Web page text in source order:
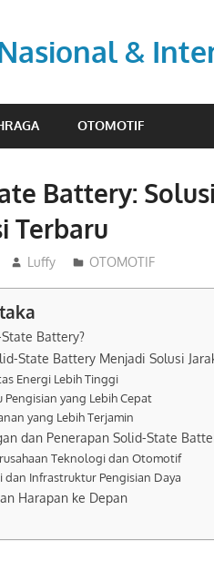
&
OTOMOTIF
Battery:
Terbaru
Luffy OTOMOTIF
Battery?
State Battery Menjadi Solusi
Energi Lebih Tinggi
Pengisian yang Lebih Cepat
yang Lebih Terjamin
dan Penerapan Solid-State
Teknologi dan Otomotif
dan Infrastruktur Pengisian Daya
Harapan ke Depan